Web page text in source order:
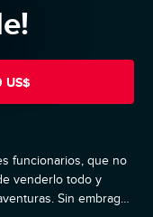
US$
funcionarios, que no
venderlo todo y
Sin embrago,